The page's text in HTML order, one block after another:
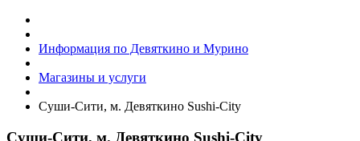
Информация по Девяткино и Мурино
Магазины и услуги
Суши-Сити, м. Девяткино Sushi-City
Суши-Сити, м. Девяткино Sushi-City